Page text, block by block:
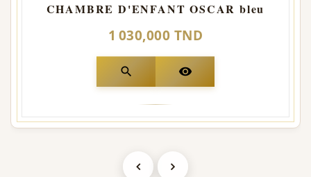
CHAMBRE D'ENFANT OSCAR bleu
1 030,000 TND
search visibility